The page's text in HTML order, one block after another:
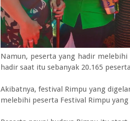
Namun, peserta yang hadir
hadir saat itu sebanyak 20.165
Akibatnya, festival Rimpu yang
melebihi peserta Festival Rimpu